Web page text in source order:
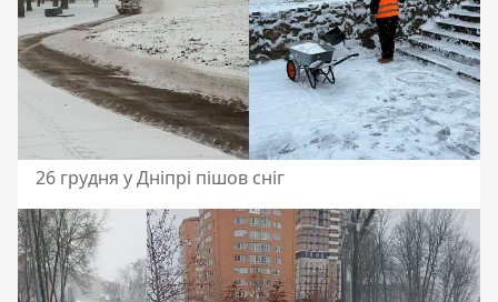
26 грудня у Дніпрі пішов сніг